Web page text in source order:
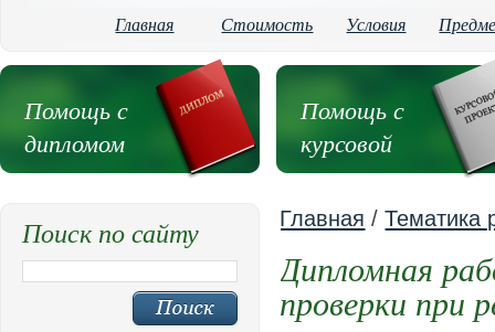
Главная Стоимость Условия
Помощь с
дипломом
Помощь с
курсовой
Главная /Тематика
Дипломная
проверки при
Поиск по сайту